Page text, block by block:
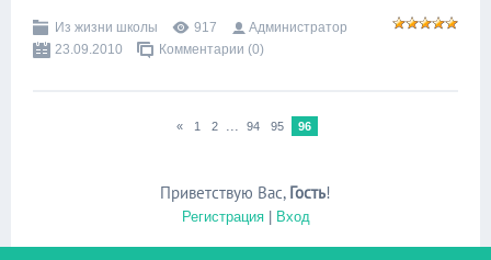
Из жизни школы 917
Администратор
23.09.2010
Комментарии (0)
« 1 2 ... 94 95 96
Приветствую Вас, Гость!
Регистрация| Вход